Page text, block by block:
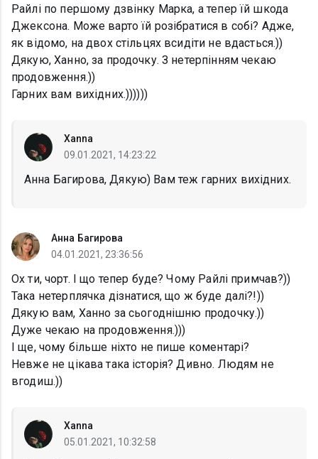
Райлі по першому дзвінку Марка, а тепер їй шкода
Джексона. Може варто їй розібратися в собі? Адже,
як відомо, на двох стільцях всидіти не вдасться.))
Дякую, Ханно, за продочку. З нетерпінням чекаю
продовження.))
Гарних вам вихідних.))))))
Xanna
09.01.2021, 14:23:22
Анна Багирова, Дякую) Вам теж гарних вихідних.
Анна Багирова
04.01.2021, 23:36:56
Ох ти, чорт. І що тепер буде? Чому Райлі примчав?))
Така нетерплячка дізнатися, що ж буде далі?!))
Дякую вам, Ханно за сьогоднішню продочку.))
Дуже чекаю на продовження.)))
І ще, чому більше ніхто не пише коментарі?
Невже не цікава така історія? Дивно. Людям не
вгодиш.))
Xanna
05.01.2021, 10:32:58